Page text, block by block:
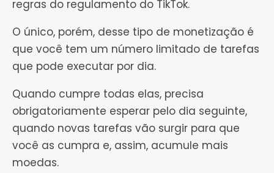
regras do regulamento do TikTok.
O único, porém, desse tipo de monetização é
que você tem um número limitado de tarefas
que pode executar por dia.
Quando cumpre todas elas, precisa
obrigatoriamente esperar pelo dia seguinte,
quando novas tarefas vão surgir para que
você as cumpra e, assim, acumule mais
moedas.